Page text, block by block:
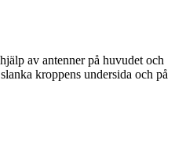
av antenner på huvudet och
kroppens undersida och på